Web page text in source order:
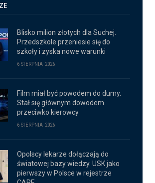
Blisko milion złotych dla Suchej.
Przedszkole przeniesie się do
szkoły i zyska nowe warunki
6 SIERPNIA 2026
Film miał być powodem do dumy.
Stał się głównym dowodem
przeciwko kierowcy
6 SIERPNIA 2026
Opolscy lekarze dołączają do
światowej bazy wiedzy. USK jako
pierwszy w Polsce w rejestrze